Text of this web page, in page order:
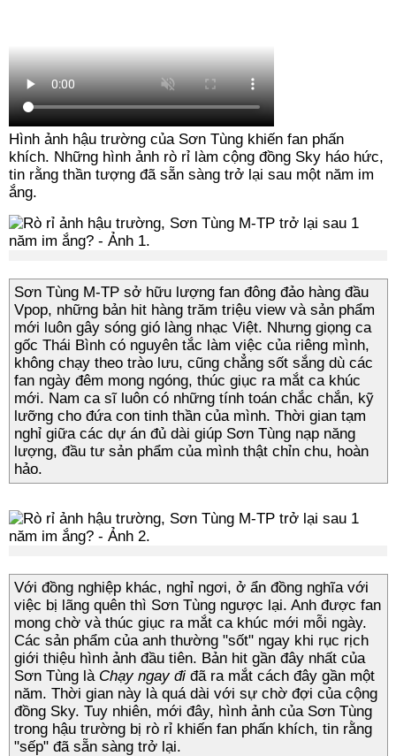
Hình ảnh hậu trường của Sơn Tùng khiến fan phấn
khích. Những hình ảnh rò rỉ làm cộng đồng Sky háo hức,
tin rằng thần tượng đã sẵn sàng trở lại sau một năm im
ắng.
Sơn Tùng M-TP sở hữu lượng fan đông đảo hàng đầu
Vpop, những bản hit hàng trăm triệu view và sản phẩm
mới luôn gây sóng gió làng nhạc Việt. Nhưng giọng ca
gốc Thái Bình có nguyên tắc làm việc của riêng mình,
không chạy theo trào lưu, cũng chẳng sốt sắng dù các
fan ngày đêm mong ngóng, thúc giục ra mắt ca khúc
mới. Nam ca sĩ luôn có những tính toán chắc chắn, kỹ
lưỡng cho đứa con tinh thần của mình. Thời gian tạm
nghỉ giữa các dự án đủ dài giúp Sơn Tùng nạp năng
lượng, đầu tư sản phẩm của mình thật chỉn chu, hoàn
hảo.
Với đồng nghiệp khác, nghỉ ngơi, ở ẩn đồng nghĩa với
việc bị lãng quên thì Sơn Tùng ngược lại. Anh được fan
mong chờ và thúc giục ra mắt ca khúc mới mỗi ngày.
Các sản phẩm của anh thường "sốt" ngay khi rục rịch
giới thiệu hình ảnh đầu tiên. Bản hit gần đây nhất của
Sơn Tùng là Chạy ngay đi đã ra mắt cách đây gần một
năm. Thời gian này là quá dài với sự chờ đợi của cộng
đồng Sky. Tuy nhiên, mới đây, hình ảnh của Sơn Tùng
trong hậu trường bị rò rỉ khiến fan phấn khích, tin rằng
"sếp" đã sẵn sàng trở lại.